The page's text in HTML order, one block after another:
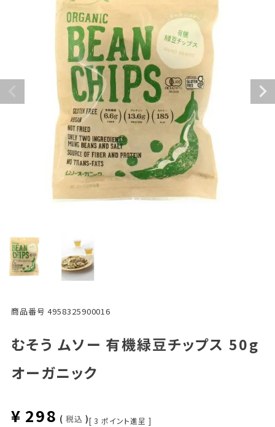
商品番号 4958325900016
むそう ムソー 有機緑豆チップス 50g
オーガニック
¥ 298 税込 [ 3 ポイント進呈 ]